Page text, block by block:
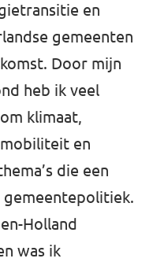
en
gemeenten
Door mijn
heb ik veel
klimaat,
en
die een
gemeentepolitiek.
Holland
was ik